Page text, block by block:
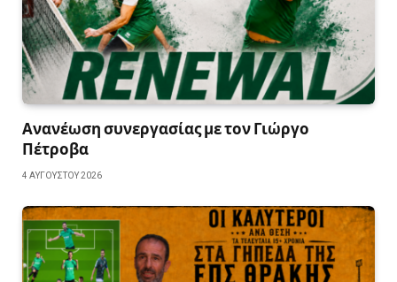
Ανανέωση συνεργασίας με τον Γιώργο
Πέτροβα
4 ΑΥΓΟΎΣΤΟΥ 2026